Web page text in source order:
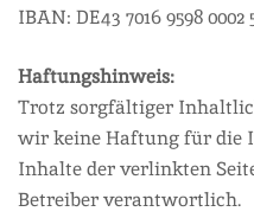
IBAN: DE43 7016 9598
Haftungshinweis:
Trotz sorgfältiger
wir keine Haftung für die
Inhalte der verlinkten
Betreiber verantwortlich.